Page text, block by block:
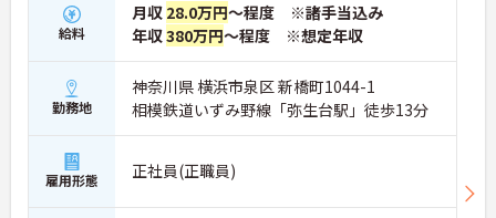
給料
月収 28.0万円～程度 ※諸手当込み
年収380万円～程度 ※想定年収
勤務地
神奈川県 横浜市泉区 新橋町1044-1
相模鉄道いずみ野線「弥生台駅」徒歩13分
雇用形態 正社員(正職員)